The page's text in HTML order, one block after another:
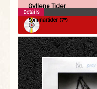
Gyllene Tider
Sommartider (7″)
Details